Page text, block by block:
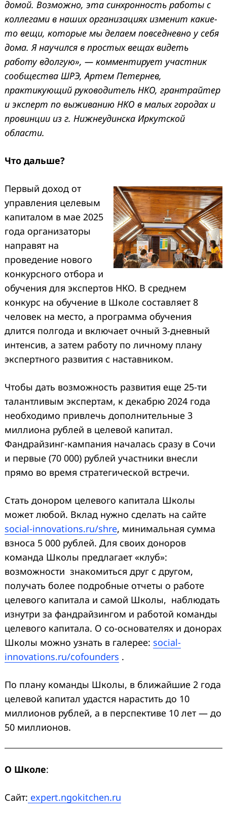
домой. Возможно, эта синхронность работы с
коллегами в наших организациях изменит какие-
то вещи, которые мы делаем повседневно у себя
дома. Я научился в простых вещах видеть
работу вдолгую», — комментирует участник
сообщества ШРЭ, Артем Петернев,
практикующий руководитель НКО, грантрайтер
и эксперт по выживанию НКО в малых городах и
провинции из г. Нижнеудинска Иркутской
области.
Что дальше?
Первый доход от
управления целевым
капиталом в мае 2025
года организаторы
направят на
проведение нового
конкурсного отбора и
обучения для экспертов НКО. В среднем
конкурс на обучение в Школе составляет 8
человек на место, а программа обучения
длится полгода и включает очный 3-дневный
интенсив, а затем работу по личному плану
экспертного развития с наставником.
Чтобы дать возможность развития еще 25-ти
талантливым экспертам, к декабрю 2024 года
необходимо привлечь дополнительные 3
миллиона рублей в целевой капитал.
Фандрайзинг-кампания началась сразу в Сочи
и первые (70 000) рублей участники внесли
прямо во время стратегической встречи.
Стать донором целевого капитала Школы
может любой. Вклад нужно сделать на сайте
social-innovations.ru/shre, минимальная сумма
взноса 5 000 рублей. Для своих доноров
команда Школы предлагает «клуб»:
возможности знакомиться друг с другом,
получать более подробные отчеты о работе
целевого капитала и самой Школы, наблюдать
изнутри за фандрайзингом и работой команды
целевого капитала. О со-основателях и донорах
Школы можно узнать в галерее: social-
innovations.ru/cofounders .
По плану команды Школы, в ближайшие 2 года
целевой капитал удастся нарастить до 10
миллионов рублей, а в перспективе 10 лет — до
50 миллионов.
О Школе:
Сайт: expert.ngokitchen.ru